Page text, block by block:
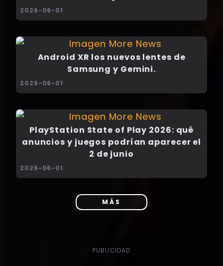
2026-06-01
Android XR los nuevos lentes de
Samsung y Gemini.
2026-06-01
PlayStation State of Play 2026: qué
anuncios y juegos podrían aparecer el
2 de junio
2026-06-01
MÁS
PUBLICIDAD